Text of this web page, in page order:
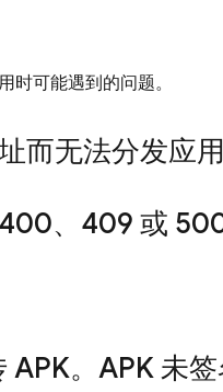
时可能遇到的问题。
而无法分发应用
、409 或 500
。APK 未签